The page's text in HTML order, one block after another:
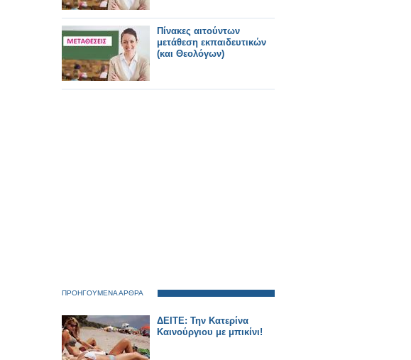
Πίνακες αιτούντων
μετάθεση εκπαιδευτικών
(και Θεολόγων)
ΠΡΟΗΓΟΥΜΕΝΑ ΑΡΘΡΑ
ΔΕΙΤΕ: Την Κατερίνα
Καινούργιου με μπικίνι!